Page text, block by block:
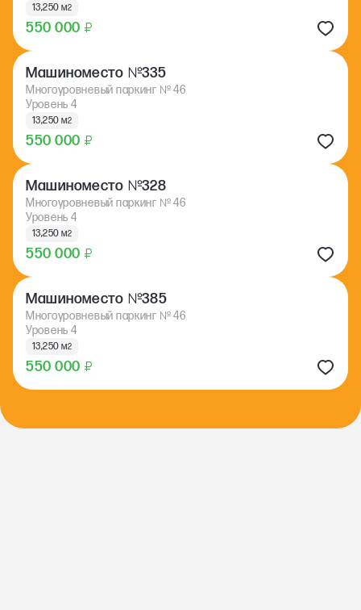
550 000 ₽
13,250 м2
Машиноместо №335
Многоуровневый паркинг №46
Уровень 4
550 000 ₽
13,250 м2
Машиноместо №328
Многоуровневый паркинг №46
Уровень 4
550 000 ₽
13,250 м2
Машиноместо №385
Многоуровневый паркинг №46
Уровень 4
550 000 ₽
13,250 м2